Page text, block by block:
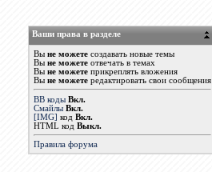
Ваши права в разделе
Вы не можетесоздавать новые темы
Вы не можетеотвечать в темах
Вы не можетеприкреплять вложения
Вы не можетередактировать свои сообщения
BB коды Вкл.
Смайлы Вкл.
[IMG] код Вкл.
HTML код Выкл.
Правила форума